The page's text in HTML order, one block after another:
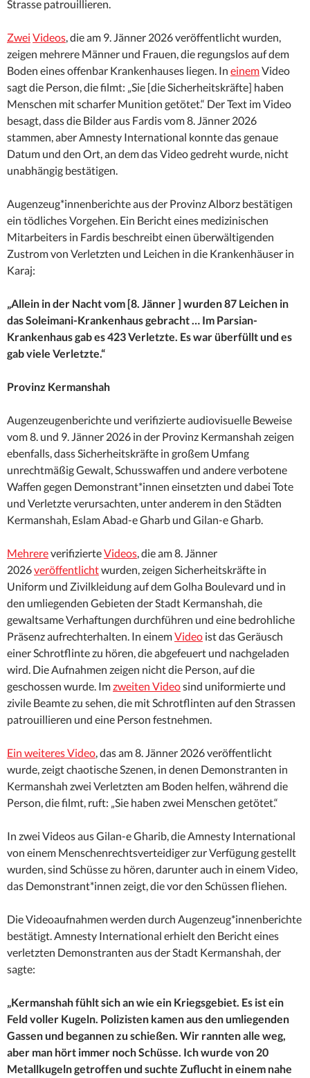
Strasse patrouillieren.
Zwei Videos, die am 9. Jänner 2026 veröffentlicht wurden,
zeigen mehrere Männer und Frauen, die regungslos auf dem
Boden eines offenbar Krankenhauses liegen. In einemVideo
sagt die Person, die filmt: „Sie [die Sicherheitskräfte] haben
Menschen mit scharfer Munition getötet.“ Der Text im Video
besagt, dass die Bilder aus Fardis vom 8. Jänner 2026
stammen, aber Amnesty International konnte das genaue
Datum und den Ort, an dem das Video gedreht wurde, nicht
unabhängig bestätigen.
Augenzeug*innenberichte aus der Provinz Alborz bestätigen
ein tödliches Vorgehen. Ein Bericht eines medizinischen
Mitarbeiters in Fardis beschreibt einen überwältigenden
Zustrom von Verletzten und Leichen in die Krankenhäuser in
Karaj:
„Allein in der Nacht vom [8. Jänner ] wurden 87 Leichen in
das Soleimani-Krankenhaus gebracht … Im Parsian-
Krankenhaus gab es 423 Verletzte. Es war überfüllt und es
gab viele Verletzte.“
Provinz Kermanshah
Augenzeugenberichte und verifizierte audiovisuelle Beweise
vom 8. und 9. Jänner 2026 in der Provinz Kermanshah zeigen
ebenfalls, dass Sicherheitskräfte in großem Umfang
unrechtmäßig Gewalt, Schusswaffen und andere verbotene
Waffen gegen Demonstrant*innen einsetzten und dabei Tote
und Verletzte verursachten, unter anderem in den Städten
Kermanshah, Eslam Abad-e Gharb und Gilan-e Gharb.
MehrereverifizierteVideos, die am 8. Jänner
2026veröffentlichtwurden, zeigen Sicherheitskräfte in
Uniform und Zivilkleidung auf dem Golha Boulevard und in
den umliegenden Gebieten der Stadt Kermanshah, die
gewaltsame Verhaftungen durchführen und eine bedrohliche
Präsenz aufrechterhalten. In einemVideo ist das Geräusch
einer Schrotflinte zu hören, die abgefeuert und nachgeladen
wird. Die Aufnahmen zeigen nicht die Person, auf die
geschossen wurde. Imzweiten Videosind uniformierte und
zivile Beamte zu sehen, die mit Schrotflinten auf den Strassen
patrouillieren und eine Person festnehmen.
Ein weiteres Video, das am 8. Jänner 2026 veröffentlicht
wurde, zeigt chaotische Szenen, in denen Demonstranten in
Kermanshah zwei Verletzten am Boden helfen, während die
Person, die filmt, ruft: „Sie haben zwei Menschen getötet.“
In zwei Videos aus Gilan-e Gharib, die Amnesty International
von einem Menschenrechtsverteidiger zur Verfügung gestellt
wurden, sind Schüsse zu hören, darunter auch in einem Video,
das Demonstrant*innen zeigt, die vor den Schüssen fliehen.
Die Videoaufnahmen werden durch Augenzeug*innenberichte
bestätigt. Amnesty International erhielt den Bericht eines
verletzten Demonstranten aus der Stadt Kermanshah, der
sagte:
„Kermanshah fühlt sich an wie ein Kriegsgebiet. Es ist ein
Feld voller Kugeln. Polizisten kamen aus den umliegenden
Gassen und begannen zu schießen. Wir rannten alle weg,
aber man hört immer noch Schüsse. Ich wurde von 20
Metallkugeln getroffen und suchte Zuflucht in einem nahe